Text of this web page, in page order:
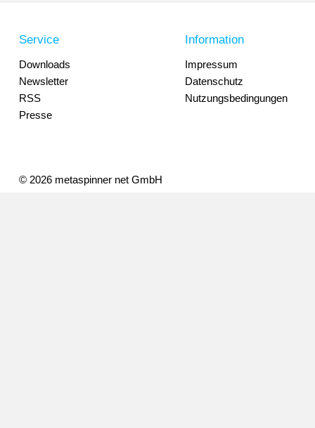
Service
Downloads
Newsletter
RSS
Presse
Information
Impressum
Datenschutz
Nutzungsbedingungen
© 2026 metaspinner net GmbH